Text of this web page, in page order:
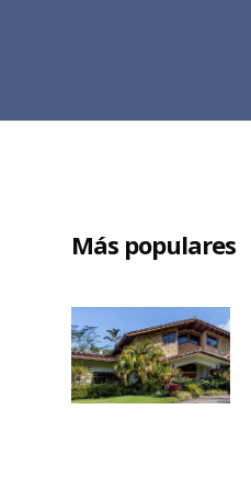
Más populares